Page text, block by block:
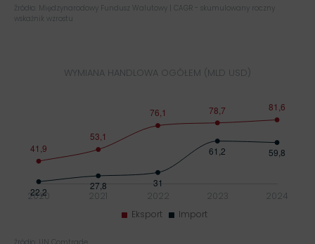
Źródło: Międzynarodowy Fundusz Walutowy | CAGR - skumulowany roczny
wskaźnik wzrostu
WYMIANA HANDLOWA OGÓŁEM (MLD USD)